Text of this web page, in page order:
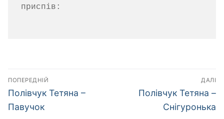
приспів:
Навігація
записів
ПОПЕРЕДНІЙ
Попередній
запис:
Полівчук Тетяна –
Павучок
ДАЛІ
Наступний
Полівчук Тетяна –
Снігуронька